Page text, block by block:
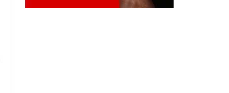
Jogue com responsabilidade. 18+